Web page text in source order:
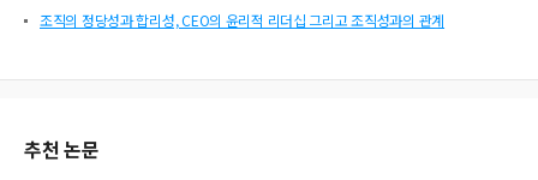
조직의 정당성과 합리성, CEO의 윤리적 리더십 그리고 조직성과의 관계
추천 논문